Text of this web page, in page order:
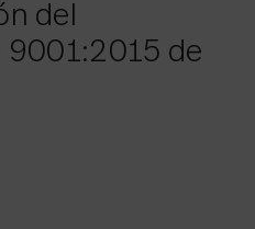
del
9001:2015 de